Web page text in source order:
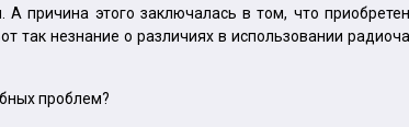
причина этого заключалась в том, что
так незнание о различиях в использовании
проблем?